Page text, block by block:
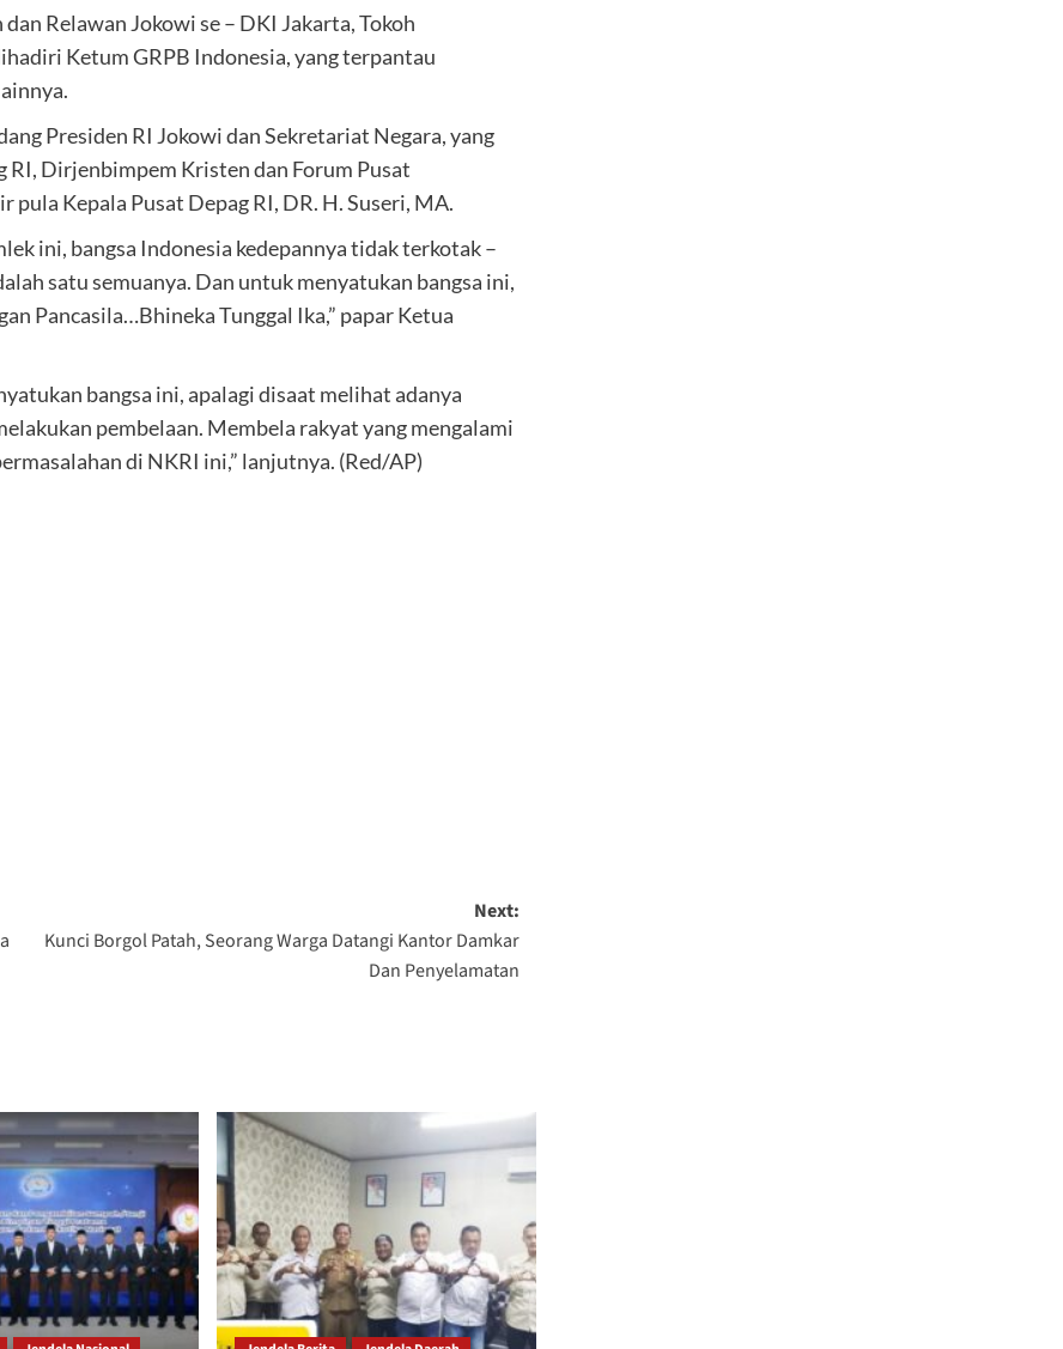
Relawan Jokowi se – DKI Jakarta, Tokoh
Ketum GRPB Indonesia, yang terpantau
Presiden RI Jokowi dan Sekretariat Negara, yang
Dirjenbimpem Kristen dan Forum Pusat
Kepala Pusat Depag RI, DR. H. Suseri, MA.
ini, bangsa Indonesia kedepannya tidak terkotak –
satu semuanya. Dan untuk menyatukan bangsa ini,
Pancasila…Bhineka Tunggal Ika,” papar Ketua
bangsa ini, apalagi disaat melihat adanya
pembelaan. Membela rakyat yang mengalami
di NKRI ini,” lanjutnya. (Red/AP)
Next:
Kunci Borgol Patah, Seorang Warga Datangi Kantor Damkar
Dan Penyelamatan